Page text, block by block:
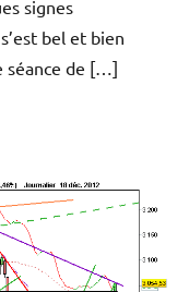
signes
bel et bien
séance de […]